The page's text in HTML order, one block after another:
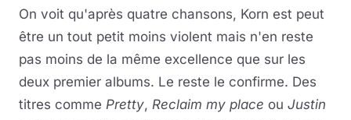
On voit qu'après quatre chansons, Korn est peut
être un tout petit moins violent mais n'en reste
pas moins de la même excellence que sur les
deux premier albums. Le reste le confirme. Des
titres comme Pretty, Reclaim my place ou Justin